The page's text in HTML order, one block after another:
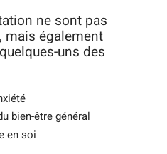
ne sont pas
mais également
uns des
bien-être général
en soi